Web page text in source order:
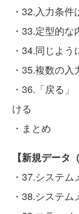
・32.入力条
・33.定型的
・34.同じよ
・35.複数の
・36.「戻る
ける
・まとめ
【新規データ
・37.システ
・38.システ